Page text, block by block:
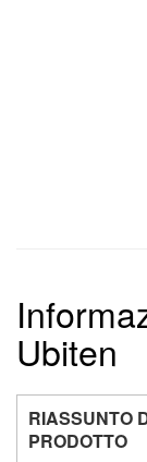
Ubiten
RIASSUNTO
PRODOTTO